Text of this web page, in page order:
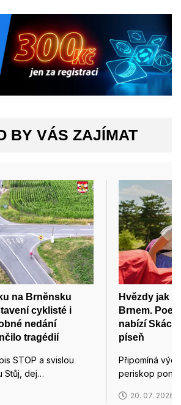
BY VÁS ZAJÍMAT
na Brněnsku
cyklisté i
nedání
tragédií
STOP a svislou
Stůj, dej…
Hvězdy jak
Brnem.
nabízí
píseň
Připomíná
periskop
20. 07. 2026